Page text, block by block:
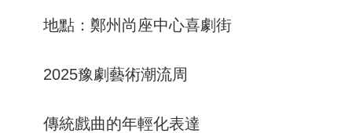
地點：鄭州尚座中心喜劇街
2025豫劇藝術潮流周
傳統戲曲的年輕化表達